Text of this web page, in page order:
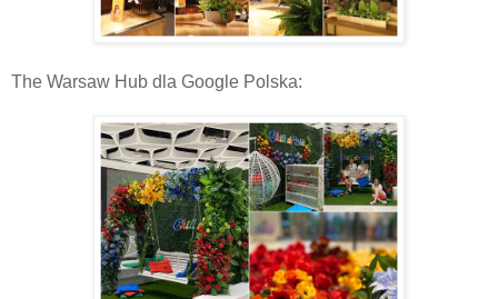
The Warsaw Hub dla Google Polska: